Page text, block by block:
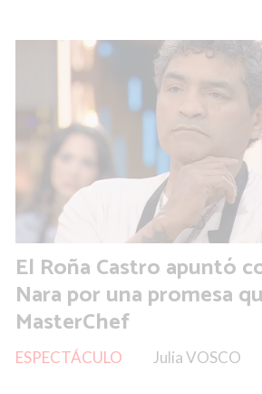
El Roña Castro apuntó
Nara por una promesa
MasterChef
Julia VOSCO
ESPECTÁCULO